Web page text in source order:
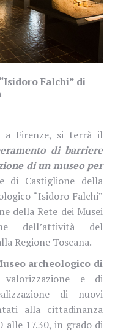
Falchi” di
a Firenze, si terrà il
di barriere
di un museo per
di Castiglione della
“Isidoro Falchi”
della Rete dei Musei
dell’attività del
Regione Toscana.
archeologico di
e di
di nuovi
alla cittadinanza
alle 17.30, in grado di